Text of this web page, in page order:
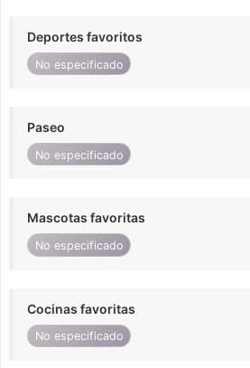
Deportes favoritos
No especificado
Paseo
No especificado
Mascotas favoritas
No especificado
Cocinas favoritas
No especificado